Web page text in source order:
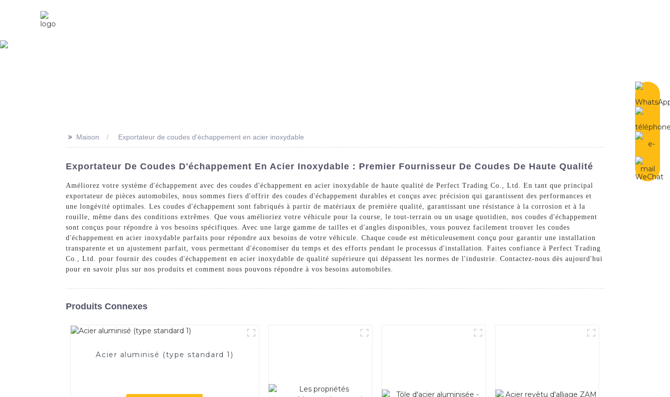
>> Maison Exportateur de coudes d'échappement en acier inoxydable
Exportateur De Coudes D'échappement En Acier Inoxydable : Premier Fournisseur De Coudes De Haute Qualité
Améliorez votre système d'échappement avec des coudes d'échappement en acier inoxydable de haute qualité de Perfect Trading Co., Ltd. En tant que principal
exportateur de pièces automobiles, nous sommes fiers d'offrir des coudes d'échappement durables et conçus avec précision qui garantissent des performances et
une longévité optimales. Les coudes d'échappement sont fabriqués à partir de matériaux de première qualité, garantissant une résistance à la corrosion et à la
rouille, même dans des conditions extrêmes. Que vous amélioriez votre véhicule pour la course, le tout-terrain ou un usage quotidien, nos coudes d'échappement
sont conçus pour répondre à vos besoins spécifiques. Avec une large gamme de tailles et d'angles disponibles, vous pouvez facilement trouver les coudes
d'échappement en acier inoxydable parfaits pour répondre aux besoins de votre véhicule. Chaque coude est méticuleusement conçu pour garantir une installation
transparente et un ajustement parfait, vous permettant d'économiser du temps et des efforts pendant le processus d'installation. Faites confiance à Perfect Trading
Co., Ltd. pour fournir des coudes d'échappement en acier inoxydable de qualité supérieure qui dépassent les normes de l'industrie. Contactez-nous dès aujourd'hui
pour en savoir plus sur nos produits et comment nous pouvons répondre à vos besoins automobiles.
Produits Connexes
Acier aluminisé (type standard 1)